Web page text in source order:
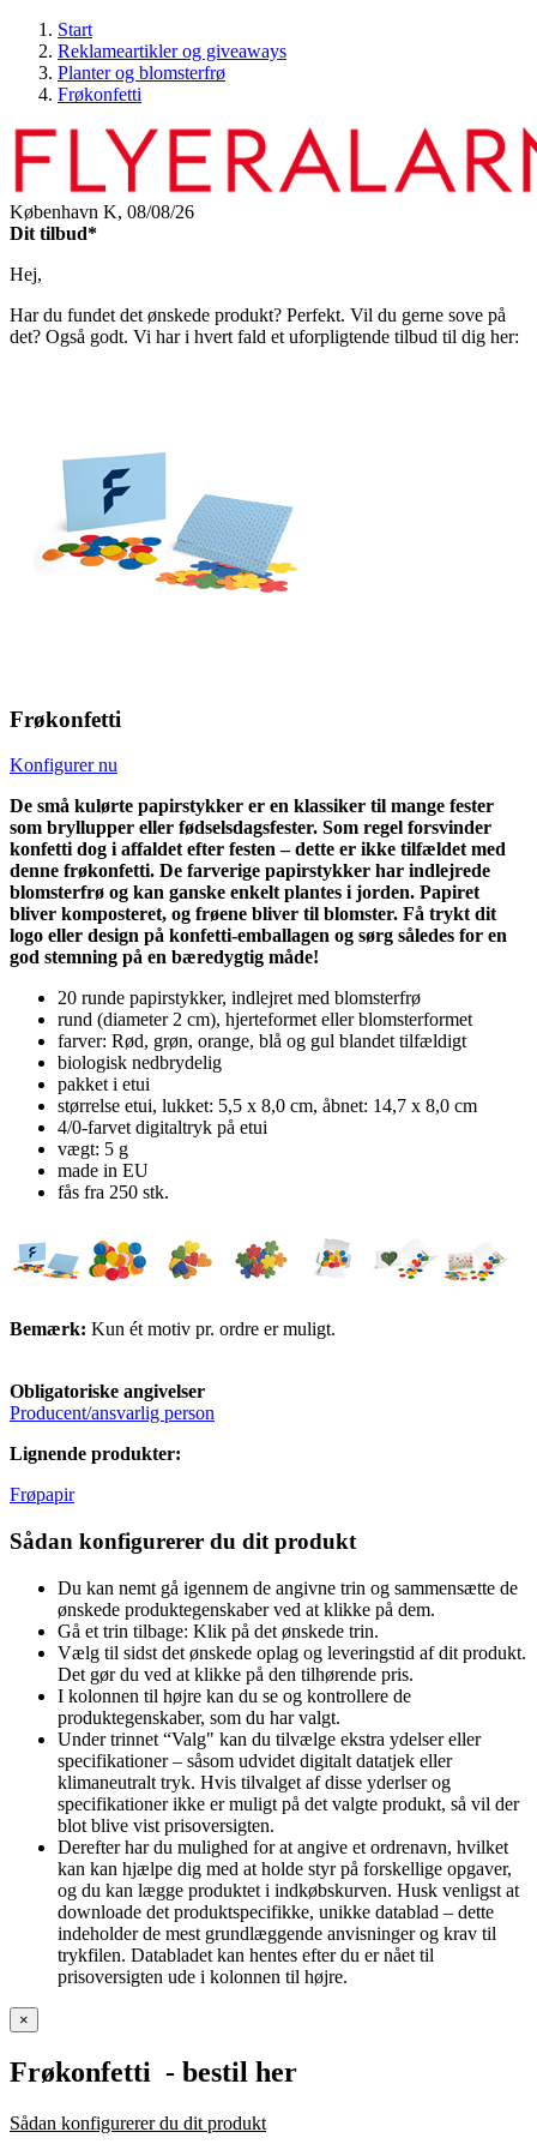
Start
Reklameartikler og giveaways
Planter og blomsterfrø
Frøkonfetti
København K, 08/08/26
Dit tilbud*
Hej,
Har du fundet det ønskede produkt? Perfekt. Vil du gerne sove på
det? Også godt. Vi har i hvert fald et uforpligtende tilbud til dig her:
Frøkonfetti
Konfigurer nu
De små kulørte papirstykker er en klassiker til mange fester
som bryllupper eller fødselsdagsfester. Som regel forsvinder
konfetti dog i affaldet efter festen – dette er ikke tilfældet med
denne frøkonfetti. De farverige papirstykker har indlejrede
blomsterfrø og kan ganske enkelt plantes i jorden. Papiret
bliver komposteret, og frøene bliver til blomster. Få trykt dit
logo eller design på konfetti-emballagen og sørg således for en
god stemning på en bæredygtig måde!
20 runde papirstykker, indlejret med blomsterfrø
rund (diameter 2 cm), hjerteformet eller blomsterformet
farver: Rød, grøn, orange, blå og gul blandet tilfældigt
biologisk nedbrydelig
pakket i etui
størrelse etui, lukket: 5,5 x 8,0 cm, åbnet: 14,7 x 8,0 cm
4/0-farvet digitaltryk på etui
vægt: 5 g
made in EU
fås fra 250 stk.
Bemærk: Kun ét motiv pr. ordre er muligt.
Obligatoriske angivelser
Producent/ansvarlig person
Lignende produkter:
Frøpapir
Sådan konfigurerer du dit produkt
Du kan nemt gå igennem de angivne trin og sammensætte de
ønskede produktegenskaber ved at klikke på dem.
Gå et trin tilbage: Klik på det ønskede trin.
Vælg til sidst det ønskede oplag og leveringstid af dit produkt.
Det gør du ved at klikke på den tilhørende pris.
I kolonnen til højre kan du se og kontrollere de
produktegenskaber, som du har valgt.
Under trinnet “Valg" kan du tilvælge ekstra ydelser eller
specifikationer – såsom udvidet digitalt datatjek eller
klimaneutralt tryk. Hvis tilvalget af disse yderlser og
specifikationer ikke er muligt på det valgte produkt, så vil der
blot blive vist prisoversigten.
Derefter har du mulighed for at angive et ordrenavn, hvilket
kan kan hjælpe dig med at holde styr på forskellige opgaver,
og du kan lægge produktet i indkøbskurven. Husk venligst at
downloade det produktspecifikke, unikke datablad – dette
indeholder de mest grundlæggende anvisninger og krav til
trykfilen. Databladet kan hentes efter du er nået til
prisoversigten ude i kolonnen til højre.
×
Frøkonfetti - bestil her
Sådan konfigurerer du dit produkt